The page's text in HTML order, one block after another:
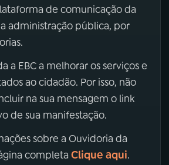
de comunicação da
administração pública, por
a EBC a melhorar os serviços e
ao cidadão. Por isso, não
na sua mensagem o link
de sua manifestação.
sobre a Ouvidoria da
completa Clique aqui.